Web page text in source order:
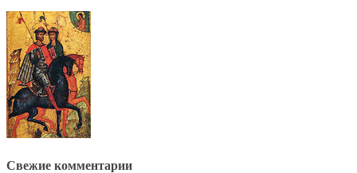
Свежие комментарии